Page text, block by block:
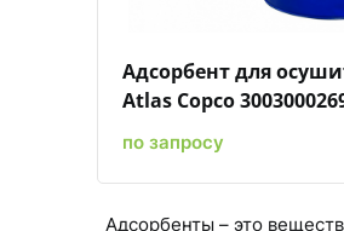
Адсорбент для
Atlas Copco
по запросу
Адсорбенты – это